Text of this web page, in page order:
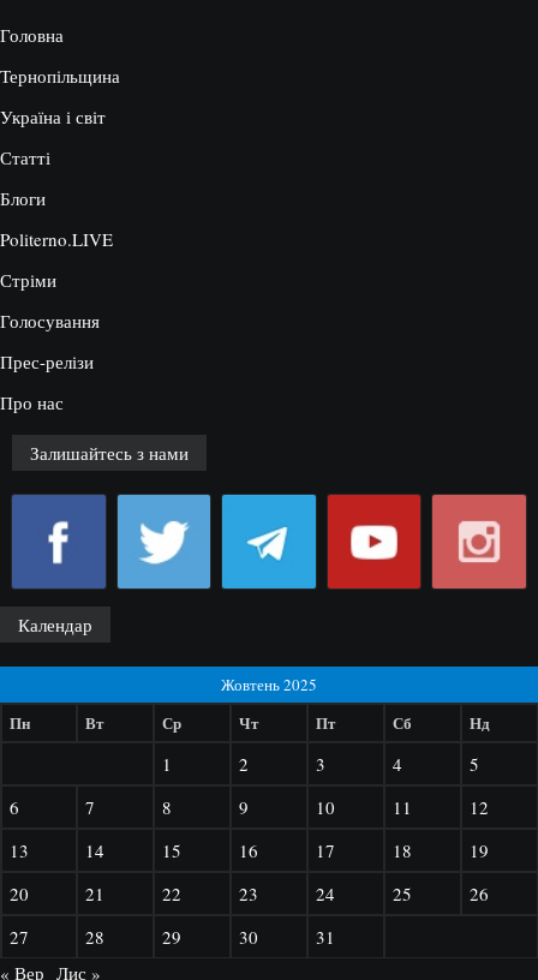
Головна
Тернопільщина
Україна і світ
Статті
Блоги
Politerno.LIVE
Стріми
Голосування
Прес-релізи
Про нас
Залишайтесь з нами
Календар
Жовтень 2025
Пн Вт Ср Чт Пт Сб Нд
1 2 3 4
5
6
7 8 9 10 11
12
13
14 15 16 17 18
19
20
21 22 23 24 25
26
27
28 29 30
31
« Вер Лис »